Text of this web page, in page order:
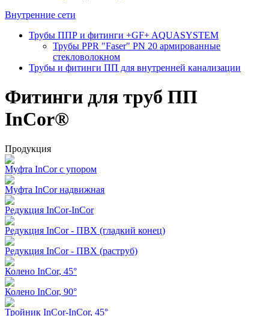
Внутренние сети
Трубы ППР и фитинги +GF+ AQUASYSTEM
Трубы PPR "Faser" PN 20 армированные
стекловолокном
Трубы и фитинги ПП для внутренней канализации
Фитинги для труб ПП
InCor®
Продукция
Муфта InCor с упором
Муфта InCor надвижная
Редукция InCor-InCor
Редукция InCor - ПВХ (гладкий конец)
Редукция InCor - ПВХ (раструб)
Колено InCor, 45°
Колено InCor, 90°
Тройник InCor-InCor, 45°